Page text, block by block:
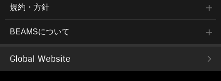
規約・方針
BEAMSについて
Global Website